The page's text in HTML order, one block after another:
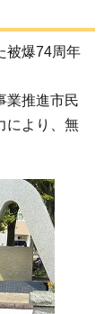
被爆74周年
業推進市民
により、無